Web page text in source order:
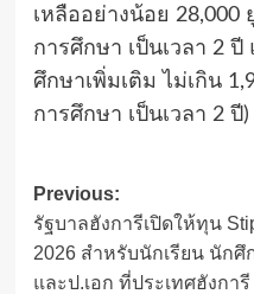
เหลืออย่างน้อย 28,000
การศึกษา เป็นเวลา 2
ศึกษาเพิ่มเติม ไม่เกิน
การศึกษา เป็นเวลา 2 ปี)
Post
navigation
Previous:
รัฐบาลฮังการีเปิดให้ทุน
2026 สำหรับนักเรียน นักศึ
และป.เอก ที่ประเทศฮังการี